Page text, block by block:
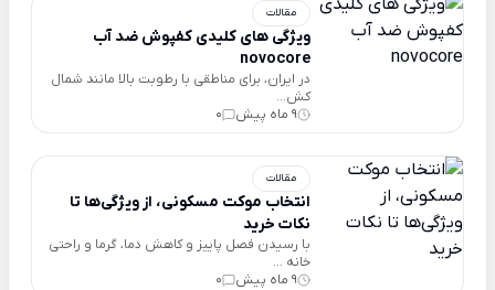
مقالات
ویژگی های کلیدی کفپوش ضد آب
novocore
در ایران، برای مناطقی با رطوبت بالا مانند شمال
کش...
9 ماه پیش
0
مقالات
انتخاب موکت مسکونی، از ویژگی‌ها تا
نکات خرید
با رسیدن فصل پاییز و کاهش دما، گرما و راحتی
خانه ...
9 ماه پیش
0